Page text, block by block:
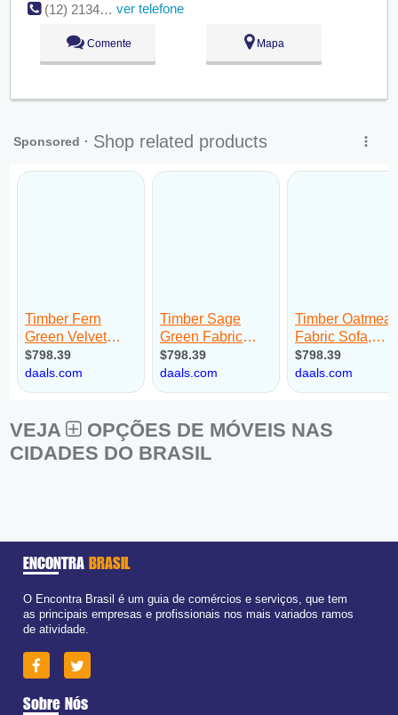
(12) 2134-1100
ver telefone
Comente Mapa
VEJA
OPÇÕES DE MÓVEIS NAS
CIDADES DO BRASIL
ENCONTRA BRASIL
O Encontra Brasil é um guia de comércios e serviços, que tem
as principais empresas e profissionais nos mais variados ramos
de atividade.
Sobre Nós